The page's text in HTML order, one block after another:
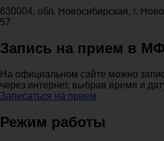
630004, обл. Новосибирская, г.
57
Запись на прием в
На официальном сайте можно
через интернет, выбрав время и
Записаться на прием
Режим работы